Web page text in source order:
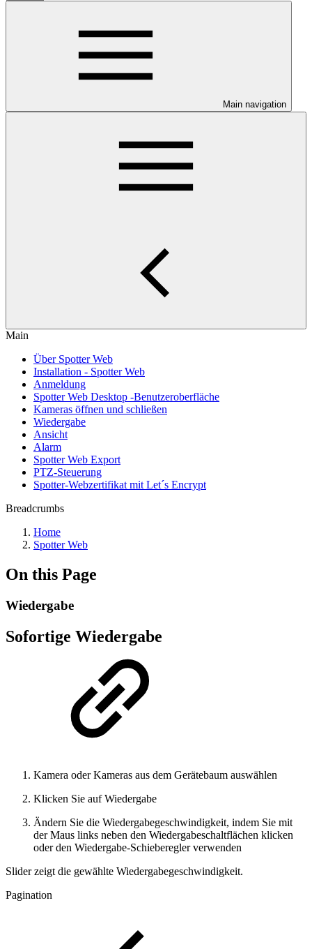
Main navigation
Main
Über Spotter Web
Installation - Spotter Web
Anmeldung
Spotter Web Desktop -Benutzeroberfläche
Kameras öffnen und schließen
Wiedergabe
Ansicht
Alarm
Spotter Web Export
PTZ-Steuerung
Spotter-Webzertifikat mit Let´s Encrypt
Breadcrumbs
Home
Spotter Web
On this Page
Wiedergabe
Sofortige Wiedergabe
Kamera oder Kameras aus dem Gerätebaum auswählen
Klicken Sie auf Wiedergabe
Ändern Sie die Wiedergabegeschwindigkeit, indem Sie mit
der Maus links neben den Wiedergabeschaltflächen klicken
oder den Wiedergabe-Schieberegler verwenden
Slider zeigt die gewählte Wiedergabegeschwindigkeit.
Pagination